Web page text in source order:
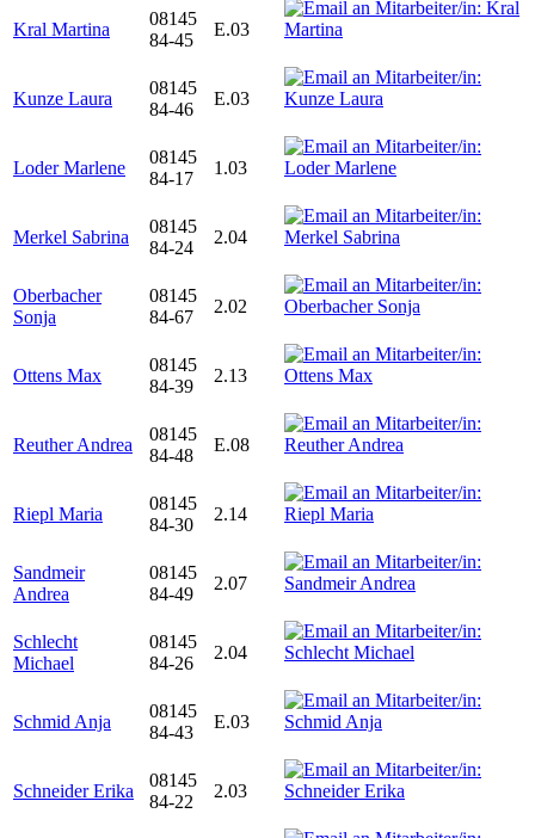
Kral Martina
08145
84-45
E.03
Kunze Laura
08145
84-46
E.03
Loder Marlene
08145
84-17
1.03
Merkel Sabrina
08145
84-24
2.04
Oberbacher
Sonja
08145
84-67
2.02
Ottens Max
08145
84-39
2.13
Reuther Andrea
08145
84-48
E.08
Riepl Maria
08145
84-30
2.14
Sandmeir
Andrea
08145
84-49
2.07
Schlecht
Michael
08145
84-26
2.04
Schmid Anja
08145
84-43
E.03
Schneider Erika
08145
84-22
2.03